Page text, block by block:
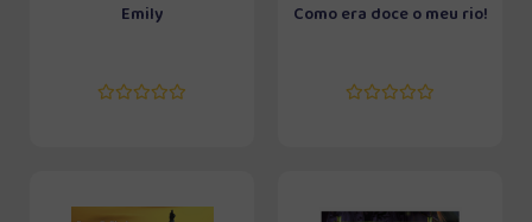
Emily Como era doce o meu rio!